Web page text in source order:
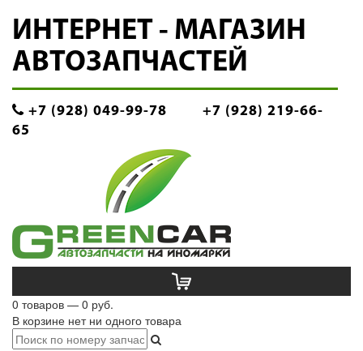
ИНТЕРНЕТ - МАГАЗИН
АВТОЗАПЧАСТЕЙ
+7 (928) 049-99-78
+7 (928) 219-66-
65
0 товаров — 0 руб.
В корзине нет ни одного товара